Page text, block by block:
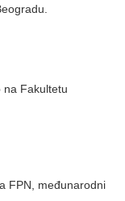
na Fakultetu
FPN, međunarodni